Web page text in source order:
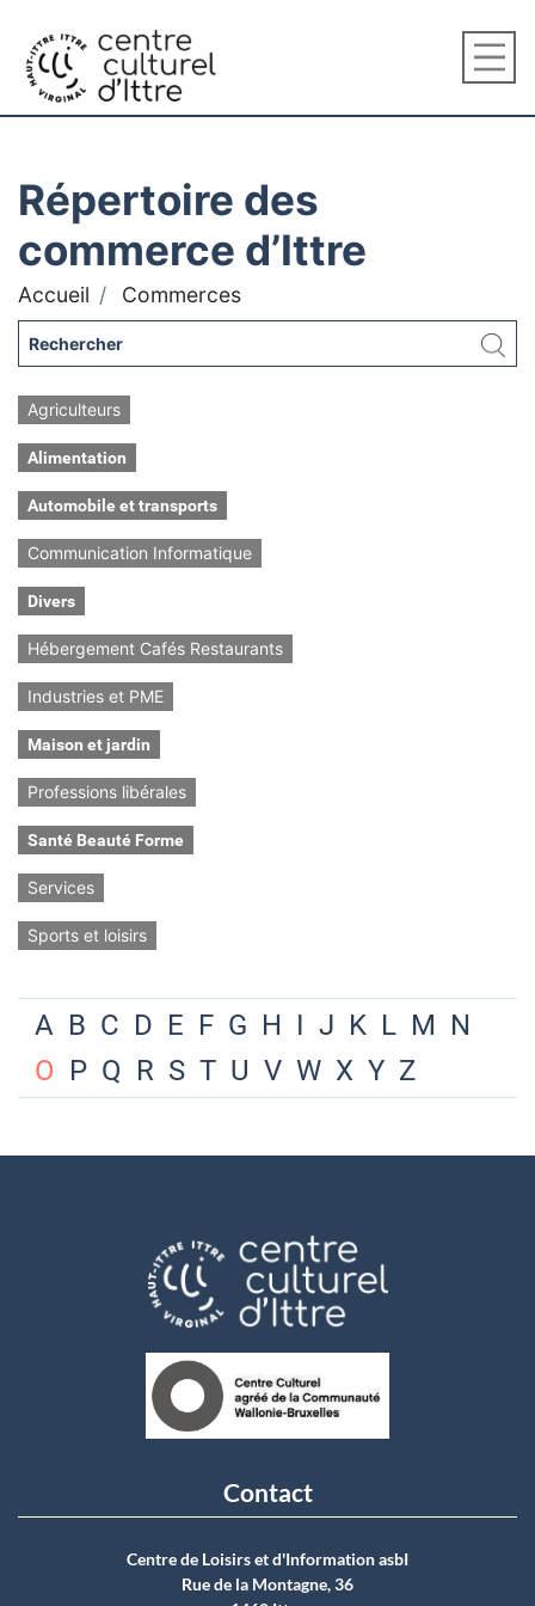
Répertoire des
commerce d’Ittre
Accueil Commerces
Agriculteurs
Alimentation
Automobile et transports
Communication Informatique
Divers
Hébergement Cafés Restaurants
Industries et PME
Maison et jardin
Professions libérales
Santé Beauté Forme
Services
Sports et loisirs
A B C D E F G H I J K L M N
O P Q R S T U V W X Y Z
Contact
Centre de Loisirs et d'Information asbI
Rue de la Montagne, 36